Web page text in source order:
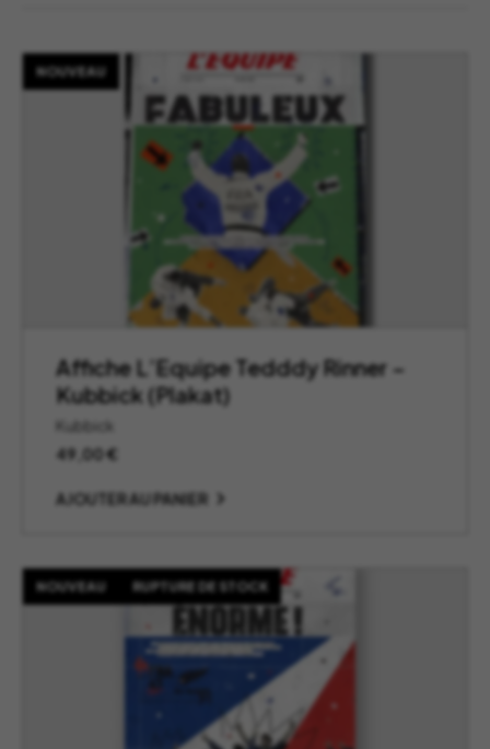
NOUVEAU
Affiche L’Equipe Tedddy Rinner –
Kubbick (Plakat)
Kubbick
49,00€
AJOUTER AU PANIER
NOUVEAU RUPTURE DE STOCK